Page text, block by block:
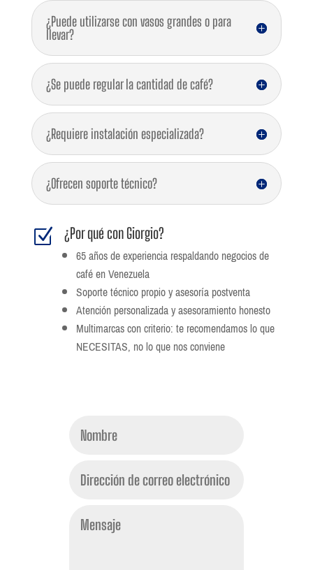
¿Puede utilizarse con vasos grandes o para
llevar?
¿Se puede regular la cantidad de café?
¿Requiere instalación especializada?
¿Ofrecen soporte técnico?
Z ¿Por qué con Giorgio?
65 años de experiencia respaldando negocios de
café en Venezuela
Soporte técnico propio y asesoría postventa
Atención personalizada y asesoramiento honesto
Multimarcas con criterio: te recomendamos lo que
NECESITAS, no lo que nos conviene